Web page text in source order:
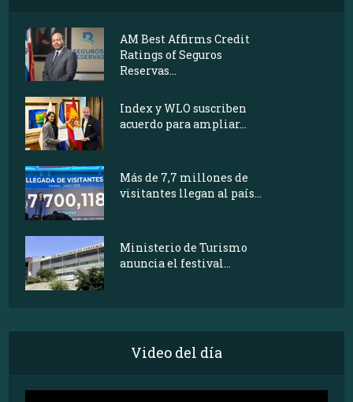
AM Best Affirms Credit
Ratings of Seguros
Reservas...
Index y WLO suscriben
acuerdo para ampliar...
Más de 7,7 millones de
visitantes llegan al país...
Ministerio de Turismo
anuncia el festival...
Video del día